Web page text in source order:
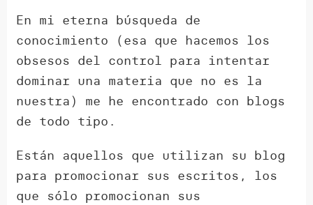
En mi eterna búsqueda de
conocimiento (esa que hacemos los
obsesos del control para intentar
dominar una materia que no es la
nuestra) me he encontrado con blogs
de todo tipo.
Están aquellos que utilizan su blog
para promocionar sus escritos, los
que sólo promocionan sus